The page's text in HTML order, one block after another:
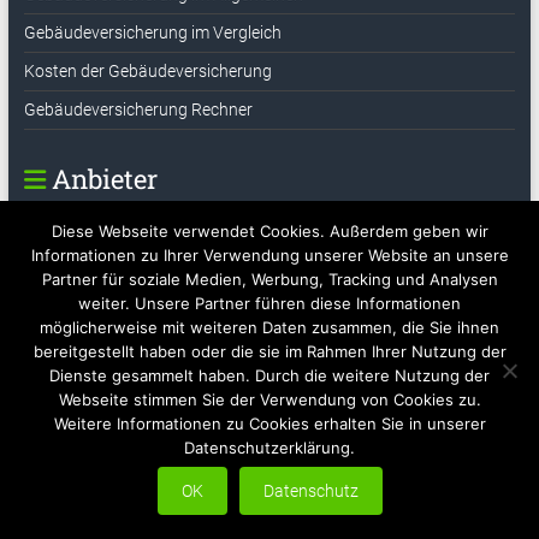
Gebäudeversicherung im Vergleich
Kosten der Gebäudeversicherung
Gebäudeversicherung Rechner
Anbieter
GEV
Cosmos Direkt
Copyright © 2026 Gebäuderversicherung im Überblick
. All rights reserved.
Theme:Accelerate von ThemeGrill. Bereitgestellt vonWordPress
Kontakt
Hinweise zu Werbepartner Impressum
Datenschutzerklärung
Sitemap
Diese Webseite verwendet Cookies. Außerdem geben wir
Informationen zu Ihrer Verwendung unserer Website an unsere
Partner für soziale Medien, Werbung, Tracking und Analysen
weiter. Unsere Partner führen diese Informationen
möglicherweise mit weiteren Daten zusammen, die Sie ihnen
bereitgestellt haben oder die sie im Rahmen Ihrer Nutzung der
Dienste gesammelt haben. Durch die weitere Nutzung der
Webseite stimmen Sie der Verwendung von Cookies zu.
Weitere Informationen zu Cookies erhalten Sie in unserer
Datenschutzerklärung.
OK Datenschutz